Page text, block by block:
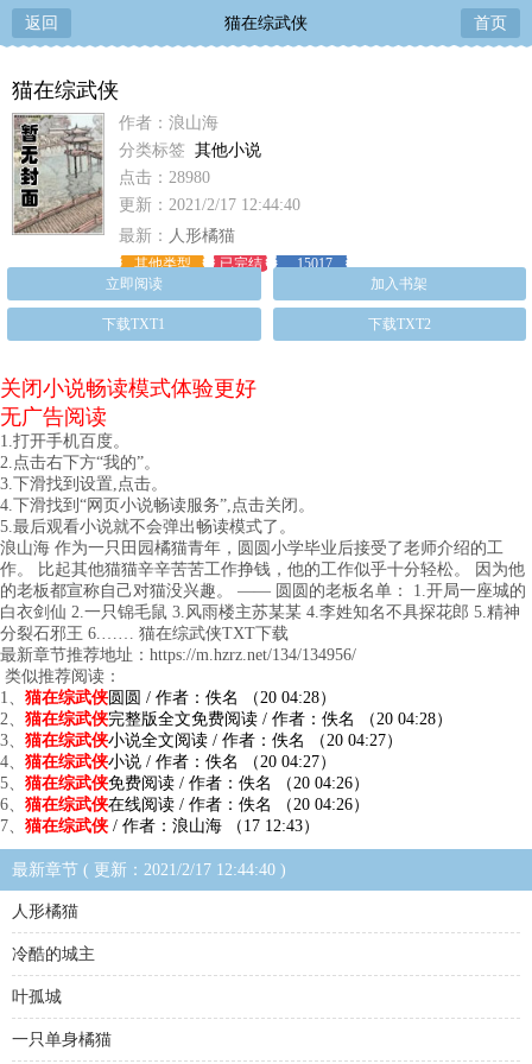
返回 猫在综武侠 首页
猫在综武侠
作者：浪山海
分类标签 其他小说
点击：28980
更新：2021/2/17 12:44:40
最新： 人形橘猫
其他类型 已完结
15017
立即阅读
加入书架
下载TXT1 下载TXT2
关闭小说畅读模式体验更好
无广告阅读
1.打开手机百度。
2.点击右下方“我的”。
3.下滑找到设置,点击。
4.下滑找到“网页小说畅读服务”,点击关闭。
5.最后观看小说就不会弹出畅读模式了。
浪山海 作为一只田园橘猫青年，圆圆小学毕业后接受了老师介绍的工
作。 比起其他猫猫辛辛苦苦工作挣钱，他的工作似乎十分轻松。 因为他
的老板都宣称自己对猫没兴趣。 —— 圆圆的老板名单： 1.开局一座城的
白衣剑仙 2.一只锦毛鼠 3.风雨楼主苏某某 4.李姓知名不具探花郎 5.精神
分裂石邪王 6.…… 猫在综武侠TXT下载
最新章节推荐地址：https://m.hzrz.net/134/134956/
类似推荐阅读：
1、 猫在综武侠圆圆 / 作者：佚名 （20 04:28）
2、 猫在综武侠完整版全文免费阅读 / 作者：佚名 （20 04:28）
3、 猫在综武侠小说全文阅读 / 作者：佚名 （20 04:27）
4、 猫在综武侠小说 / 作者：佚名 （20 04:27）
5、 猫在综武侠免费阅读 / 作者：佚名 （20 04:26）
6、 猫在综武侠在线阅读 / 作者：佚名 （20 04:26）
7、 猫在综武侠/ 作者：浪山海 （17 12:43）
最新章节 ( 更新：2021/2/17 12:44:40 )
人形橘猫
冷酷的城主
叶孤城
一只单身橘猫